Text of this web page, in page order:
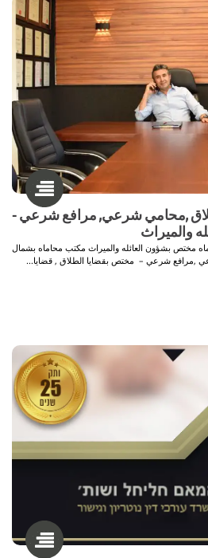
,محامي شرعي, مرافع شرعي -
مختص بشؤون العائله والميراث مكتب محاماه بشمال
,مرافع شرعي – مختص بقضايا الطلاق , قضايا...